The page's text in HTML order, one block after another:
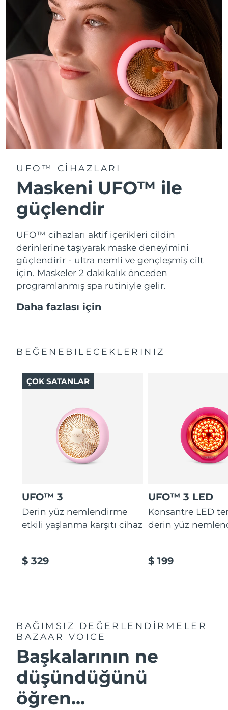
UFO™ CIHAZLARI
Maskeni UFO™ ile
güçlendir
UFO™ cihazları aktif içerikleri cildin
derinlerine taşıyarak maske deneyimini
güçlendirir - ultra nemli ve gençleşmiş cilt
için. Maskeler 2 dakikalık önceden
programlanmış spa rutiniyle gelir.
Daha fazlası için
BEĞENEBILECEKLERINIZ
UFO™ 3
Derin yüz nemlendirme
etkili yaşlanma karşıtı cihaz
$ 329
ÇOK SATANLAR
UFO™ 3 LED
Konsantre LED
derin yüz
$ 199
BAĞIMSIZ DEĞERLENDİRMELER
BAZAAR VOICE
Başkalarının ne
düşündüğünü
öğren...
Tahmini teslim tarihi 8/12/26
Birleşik Arap
Emirlikleri
Tahmini teslim tarihi
Birleşik Krallık Tahmini teslim tarihi8/11/26
Amerika Birleşik
Devletleri
Tahmini teslim tarihi8/12/26
Özbekistan Tahmini teslim tarihi 8/16/26
Vietnam Tahmini teslim tarihi8/17/26